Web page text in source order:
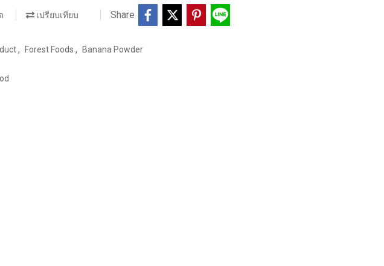
เปรียบเทียบ Share
, Forest Foods , Banana Powder